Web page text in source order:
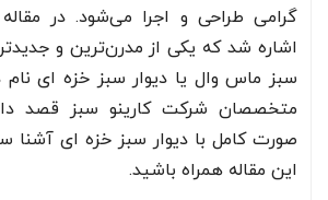
گرامی طراحی و اجرا می‌شود. در مقاله
اشاره شد که یکی از مدرن‌ترین و
سبز ماس وال یا دیوار سبز خزه ای نام
متخصصان شرکت کارینو سبز قصد
صورت کامل با دیوار سبز خزه ای آشنا
این مقاله همراه باشید.